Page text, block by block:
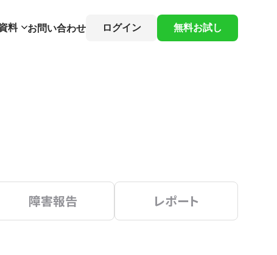
料 お問い合わせ ログイン 無料お試し
障害報告 レポート